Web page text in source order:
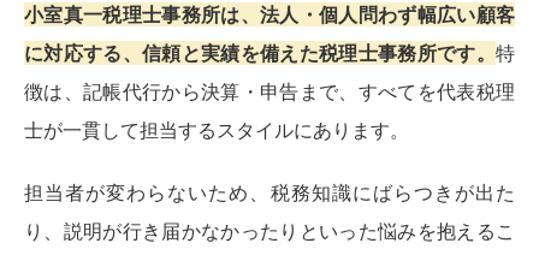
小室真一税理士事務所は、法人・個人問わず幅広い顧客
に対応する、信頼と実績を備えた税理士事務所です。 特
徴は、記帳代行から決算・申告まで、すべてを代表税理
士が一貫して担当するスタイルにあります。
担当者が変わらないため、税務知識にばらつきが出た
り、説明が行き届かなかったりといった悩みを抱えるこ